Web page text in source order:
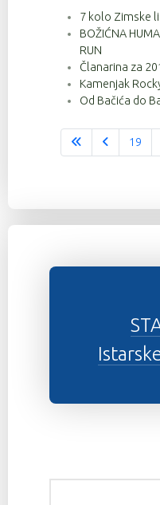
7 kolo Zimske
BOŽIĆNA
RUN
Članarina za
Kamenjak
Od Bačića do
19